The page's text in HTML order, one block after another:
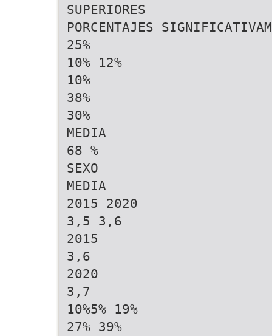
SUPERIORES
PORCENTAJES
25%
10% 12%
10%
38%
30%
MEDIA
68 %
SEXO
MEDIA
2015 2020
3,5 3,6
2015
3,6
2020
3,7
10%5% 19%
27% 39%